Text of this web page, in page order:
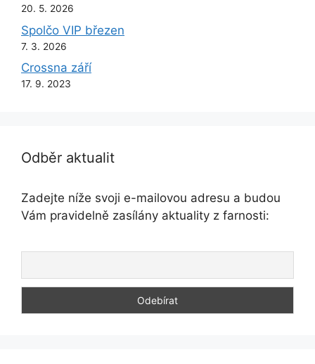
20. 5. 2026
Spolčo VIP březen
7. 3. 2026
Crossna září
17. 9. 2023
Odběr aktualit
Zadejte níže svoji e-mailovou adresu a budou
Vám pravidelně zasílány aktuality z farnosti: